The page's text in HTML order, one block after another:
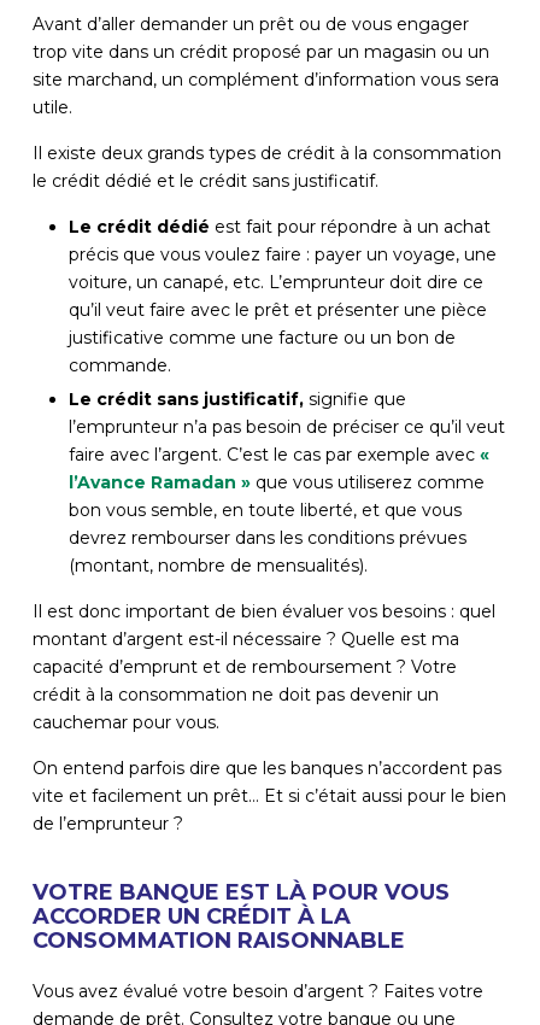
Avant d’aller demander un prêt ou de vous engager
trop vite dans un crédit proposé par un magasin ou un
site marchand, un complément d’information vous sera
utile.
Il existe deux grands types de crédit à la consommation
le crédit dédié et le crédit sans justificatif.
Le crédit dédié est fait pour répondre à un achat
précis que vous voulez faire : payer un voyage, une
voiture, un canapé, etc. L’emprunteur doit dire ce
qu’il veut faire avec le prêt et présenter une pièce
justificative comme une facture ou un bon de
commande.
Le crédit sans justificatif, signifie que
l’emprunteur n’a pas besoin de préciser ce qu’il veut
faire avec l’argent. C’est le cas par exemple avec «
l’Avance Ramadan » que vous utiliserez comme
bon vous semble, en toute liberté, et que vous
devrez rembourser dans les conditions prévues
(montant, nombre de mensualités).
Il est donc important de bien évaluer vos besoins : quel
montant d’argent est-il nécessaire ? Quelle est ma
capacité d’emprunt et de remboursement ? Votre
crédit à la consommation ne doit pas devenir un
cauchemar pour vous.
On entend parfois dire que les banques n’accordent pas
vite et facilement un prêt… Et si c’était aussi pour le bien
de l’emprunteur ?
VOTRE BANQUE EST LÀ POUR VOUS
ACCORDER UN CRÉDIT À LA
CONSOMMATION RAISONNABLE
Vous avez évalué votre besoin d’argent ? Faites votre
demande de prêt. Consultez votre banque ou une